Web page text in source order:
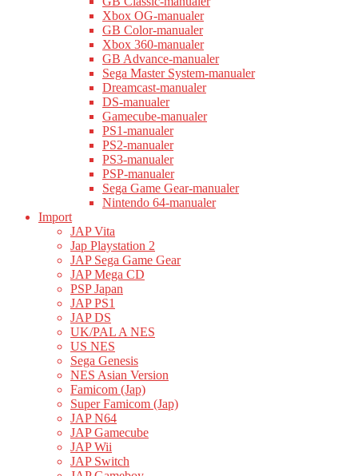
Xbox OG-manualer
GB Color-manualer
Xbox 360-manualer
GB Advance-manualer
Sega Master System-manualer
Dreamcast-manualer
DS-manualer
Gamecube-manualer
PS1-manualer
PS2-manualer
PS3-manualer
PSP-manualer
Sega Game Gear-manualer
Nintendo 64-manualer
Import
JAP Vita
Jap Playstation 2
JAP Sega Game Gear
JAP Mega CD
PSP Japan
JAP PS1
JAP DS
UK/PAL A NES
US NES
Sega Genesis
NES Asian Version
Famicom (Jap)
Super Famicom (Jap)
JAP N64
JAP Gamecube
JAP Wii
JAP Switch